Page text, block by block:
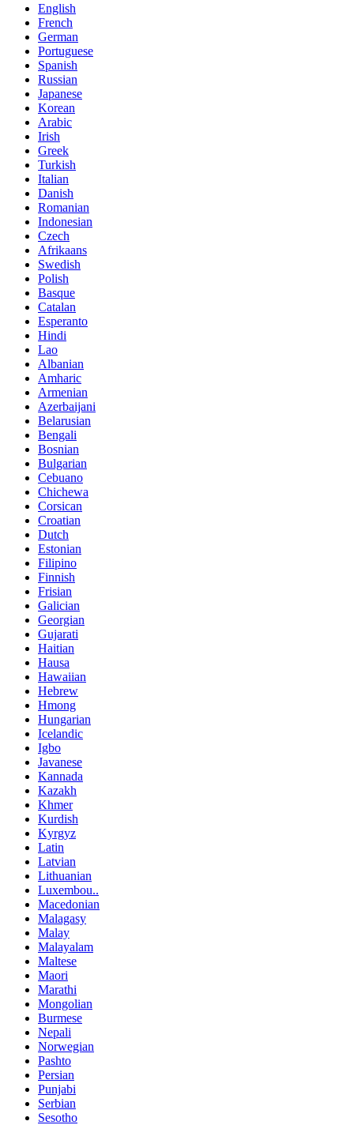
English
French
German
Portuguese
Spanish
Russian
Japanese
Korean
Arabic
Irish
Greek
Turkish
Italian
Danish
Romanian
Indonesian
Czech
Afrikaans
Swedish
Polish
Basque
Catalan
Esperanto
Hindi
Lao
Albanian
Amharic
Armenian
Azerbaijani
Belarusian
Bengali
Bosnian
Bulgarian
Cebuano
Chichewa
Corsican
Croatian
Dutch
Estonian
Filipino
Finnish
Frisian
Galician
Georgian
Gujarati
Haitian
Hausa
Hawaiian
Hebrew
Hmong
Hungarian
Icelandic
Igbo
Javanese
Kannada
Kazakh
Khmer
Kurdish
Kyrgyz
Latin
Latvian
Lithuanian
Luxembou..
Macedonian
Malagasy
Malay
Malayalam
Maltese
Maori
Marathi
Mongolian
Burmese
Nepali
Norwegian
Pashto
Persian
Punjabi
Serbian
Sesotho